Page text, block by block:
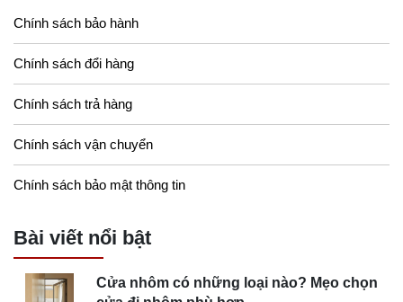
Chính sách bảo hành
Chính sách đổi hàng
Chính sách trả hàng
Chính sách vận chuyển
Chính sách bảo mật thông tin
Bài viết nổi bật
Cửa nhôm có những loại nào? Mẹo chọn